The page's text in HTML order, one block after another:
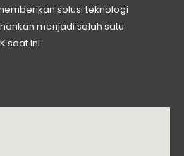
solusi teknologi
menjadi salah satu
saat ini